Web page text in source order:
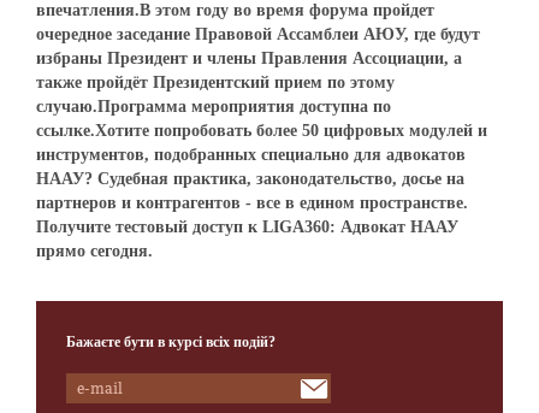
впечатления.В этом году во время форума пройдет
очередное заседание Правовой Ассамблеи АЮУ, где будут
избраны Президент и члены Правления Ассоциации, а
также пройдёт Президентский прием по этому
случаю.Программа мероприятия доступна по
ссылке.Хотите попробовать более 50 цифровых модулей и
инструментов, подобранных специально для адвокатов
НААУ? Судебная практика, законодательство, досье на
партнеров и контрагентов - все в едином пространстве.
Получите тестовый доступ к LIGA360: Адвокат НААУ
прямо сегодня.
Бажаєте бути в курсі всіх подій?